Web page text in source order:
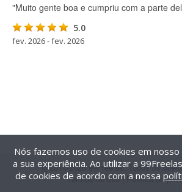
"Muito gente boa e cumpriu com a parte
5.0
fev. 2026 - fev. 2026
@2014-2026 99Freelas. Todos os
Termos de uso| Política de
Nós fazemos uso de cookies em
a sua experiência. Ao utilizar a
de cookies de acordo com a nossa